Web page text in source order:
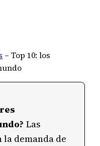
–Top 10: los
Las
demanda de